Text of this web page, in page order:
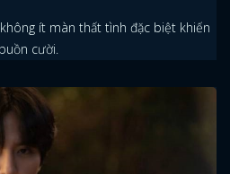
ít màn thất tình đặc biệt khiến
cười.